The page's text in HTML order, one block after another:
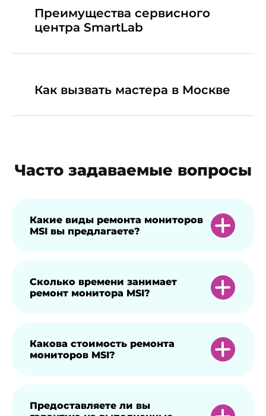
Преимущества сервисного
центра SmartLab
Как вызвать мастера в Москве
Часто задаваемые вопросы
Какие виды ремонта мониторов
MSI вы предлагаете?
Мы предлагаем широкий спектр услуг,
включая замену матрицы, ремонт блока
цветопередачи.
Сколько времени занимает
ремонт монитора MSI?
Время ремонта зависит от сложности
проблемы, но большинство ремонтов
Какова стоимость ремонта
мониторов MSI?
Стоимость ремонта варьируется в
Предоставляете ли вы